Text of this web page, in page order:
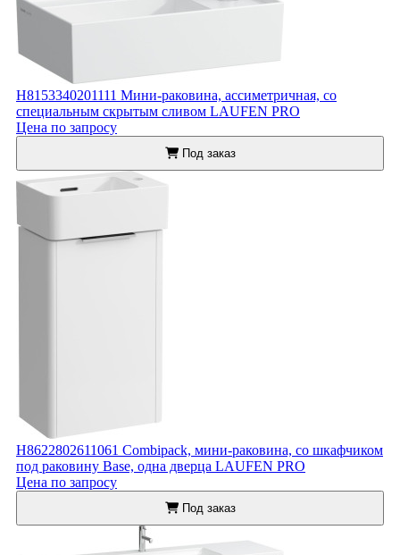
H8153340201111 Мини-раковина, ассиметричная, со
специальным скрытым сливом LAUFEN PRO
Цена по запросу
Под заказ
H8622802611061 Combipack, мини-раковина, со шкафчиком
под раковину Base, одна дверца LAUFEN PRO
Цена по запросу
Под заказ